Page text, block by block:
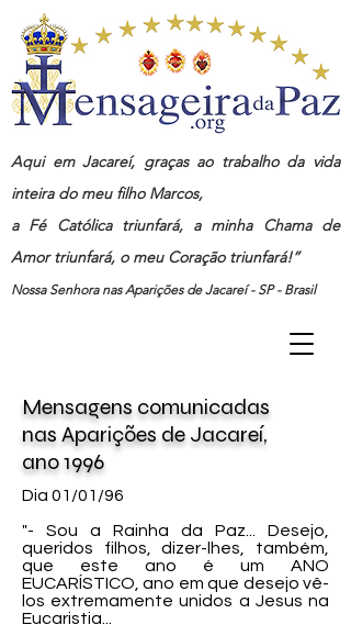
Aqui em Jacareí, graças ao trabalho da vida
inteira do meu filho Marcos,
a Fé Católica triunfará, a minha Chama de
Amor triunfará, o meu Coração triunfará!”
Nossa Senhora nas Aparições de Jacareí - SP - Brasil
Mensagens comunicadas
nas Aparições de Jacareí,
ano1996
Dia 01/01/96
"- Sou a Rainha da Paz... Desejo,
queridos filhos, dizer-lhes, também,
que este ano é um ANO
EUCARÍSTICO, ano em que desejo vê-
los extremamente unidos a Jesus na
Eucaristia...